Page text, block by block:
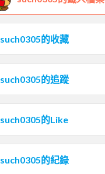
such0305的收藏
such0305的追蹤
such0305的Like
such0305的紀錄